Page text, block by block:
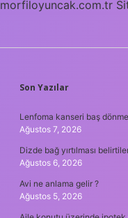
morfiloyuncak.com.tr
SIDEBAR
Son Yazılar
Lenfoma kanseri baş
Ağustos 7, 2026
Dizde bağ yırtılması
Ağustos 6, 2026
Avi ne anlama gelir ?
Ağustos 5, 2026